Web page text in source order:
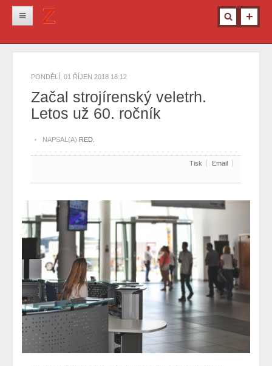
Kultura
Info z města
Ostatní
PONDĚLÍ, 01 ŘÍJEN 2018 18:12
Začal strojírenský veletrh.
Letos už 60. ročník
NAPSAL(A) RED.
Tisk Email